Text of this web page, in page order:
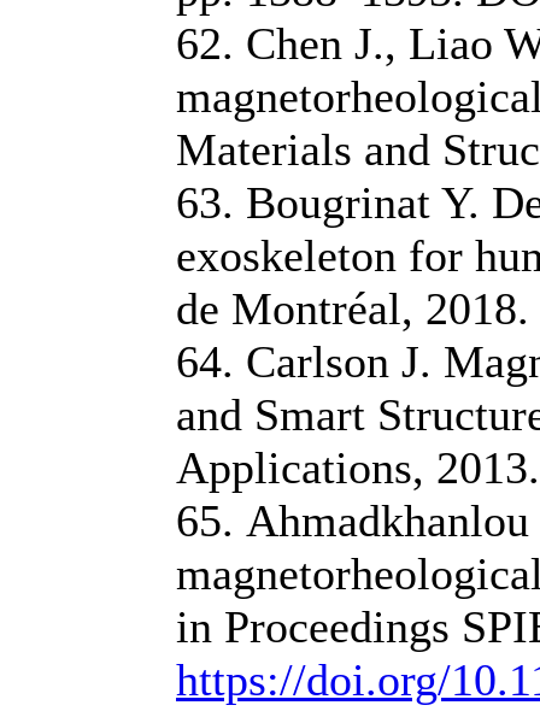
62. Chen J., Liao
Materials and
63. Bougrinat Y.
exoskeleton for
de Montréal, 2018.
64. Carlson J.
and Smart
Applications,
65.
in Proceedings
https://doi.org/